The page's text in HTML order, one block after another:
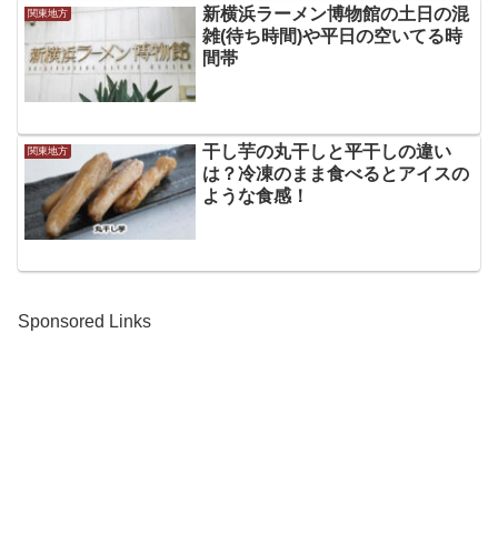
関東地方
新横浜ラーメン博物館の土日の混
雑(待ち時間)や平日の空いてる時
間帯
関東地方
干し芋の丸干しと平干しの違い
は？冷凍のまま食べるとアイスの
ような食感！
Sponsored Links